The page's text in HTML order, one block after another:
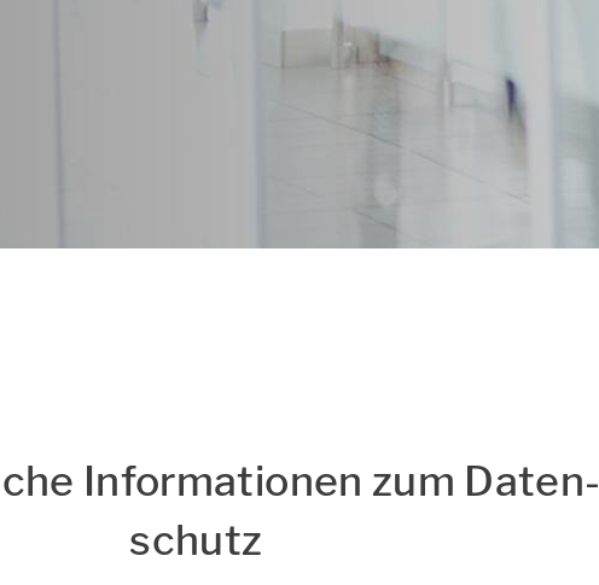
In­for­ma­tio­nen zum Da­ten­
schutz ​